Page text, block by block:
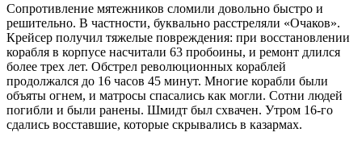
Сопротивление мятежников сломили довольно быстро и
решительно. В частности, буквально расстреляли «Очаков».
Крейсер получил тяжелые повреждения: при восстановлении
корабля в корпусе насчитали 63 пробоины, и ремонт длился
более трех лет. Обстрел революционных кораблей
продолжался до 16 часов 45 минут. Многие корабли были
объяты огнем, и матросы спасались как могли. Сотни людей
погибли и были ранены. Шмидт был схвачен. Утром 16-го
сдались восставшие, которые скрывались в казармах.